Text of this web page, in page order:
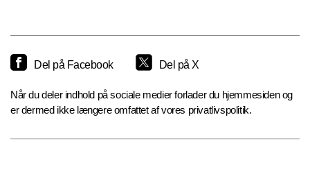
Del på Facebook Del på X
Når du deler indhold på sociale medier forlader du hjemmesiden og
er dermed ikke længere omfattet af vores privatlivspolitik.